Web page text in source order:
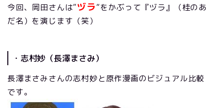
今回、岡田さんは”ヅラ“をかぶって『ヅラ』（桂のあ
だ名）を演じます（笑）
・志村妙（長澤まさみ）
長澤まさみさんの志村妙と原作漫画のビジュアル比較
です。